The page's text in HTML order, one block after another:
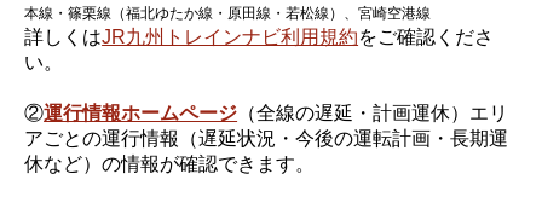
本線・篠栗線（福北ゆたか線・原田線・若松線）、宮崎空港線
詳しくはJR九州トレインナビ利用規約をご確認くださ
い。
②運行情報ホームページ （全線の遅延・計画運休）エリ
アごとの運行情報（遅延状況・今後の運転計画・長期運
休など）の情報が確認できます。